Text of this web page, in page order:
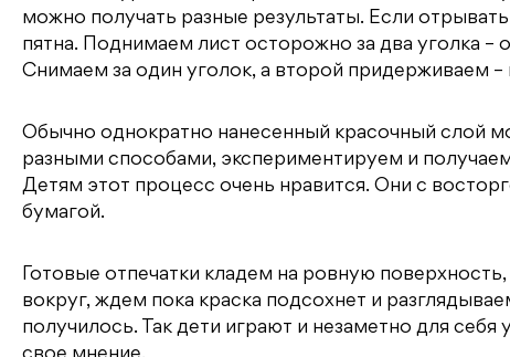
можно получать разные результаты. Если
пятна. Поднимаем лист осторожно за два уголка –
Снимаем за один уголок, а второй придерживаем –
Обычно однократно нанесенный красочный слой
разными способами, экспериментируем и
Детям этот процесс очень нравится. Они с
бумагой.
Готовые отпечатки кладем на ровную
вокруг, ждем пока краска подсохнет и
получилось. Так дети играют и незаметно для